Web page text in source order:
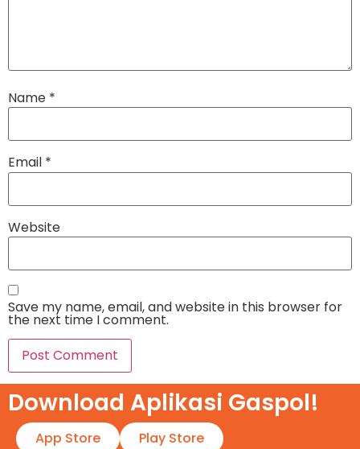
Name *
Email *
Website
Save my name, email, and website in this browser for
the next time I comment.
Download Aplikasi Gaspol!​
App Store Play Store